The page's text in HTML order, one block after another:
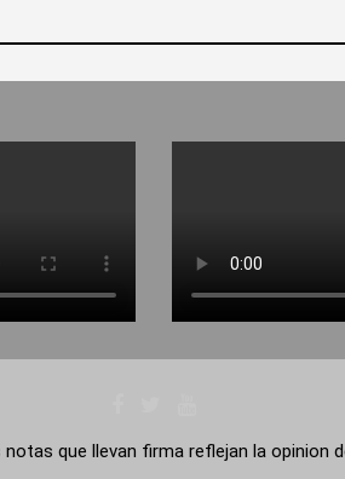
que llevan firma reflejan la opinion